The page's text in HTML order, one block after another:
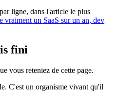
ligne, dans l'article le plus
vraiment un SaaS sur un an, dev
fini
vous reteniez de cette page.
C'est un organisme vivant qu'il